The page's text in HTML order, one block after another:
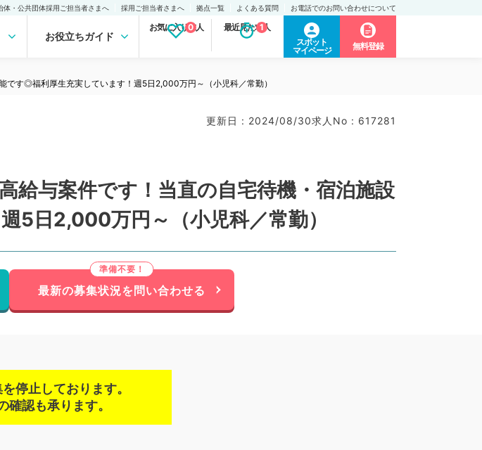
体・公共団体採用ご担当者さまへ 採用ご担当者さまへ 拠点一覧 よくある質問 お電話でのお問い合わせについて
お役立ちガイド
お気に入り求人
0 最近見た求人
1
スポット
マイページ
無料登録
です◎福利厚生充実しています！週5日2,000万円～（小児科／常勤）
更新日 : 2024/08/30求人No : 617281
給与案件です！当直の自宅待機・宿泊施設
5日2,000万円～（小児科／常勤）
最新の募集状況を問い合わせる
停止しております。
確認も承ります。